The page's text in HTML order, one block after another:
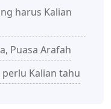
harus Kalian
Puasa Arafah
perlu Kalian tahu